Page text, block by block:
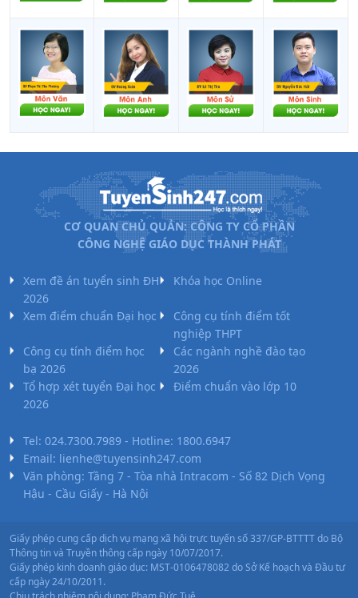
CƠ QUAN CHỦ QUẢN: CÔNG TY CỔ PHẦN
CÔNG NGHỆ GIÁO DỤC THÀNH PHÁT
Xem đề án tuyển sinh ĐH
2026
Khóa học Online
Xem điểm chuẩn Đại học
Công cụ tính điểm tốt
nghiệp THPT
Công cụ tính điểm học
bạ 2026
Các ngành nghề đào tạo
2026
Tổ hợp xét tuyển Đại học
2026
Điểm chuẩn vào lớp 10
Tel: 024.7300.7989 - Hotline: 1800.6947
Email: lienhe@tuyensinh247.com
Văn phòng: Tầng 7 - Tòa nhà Intracom - Số 82 Dịch Vọng
Hậu - Cầu Giấy - Hà Nội
Giấy phép cung cấp dịch vụ mạng xã hội trực tuyến số 337/GP-BTTTT do Bộ
Thông tin và Truyền thông cấp ngày 10/07/2017.
Giấy phép kinh doanh giáo dục: MST-0106478082 do Sở Kế hoạch và Đầu tư
cấp ngày 24/10/2011.